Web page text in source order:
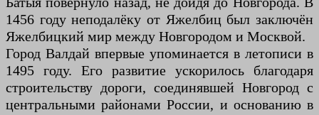
1456 году неподалёку от Яжелбиц был заключён
Яжелбицкий мир между Новгородом и Москвой.
Город Валдай впервые упоминается в летописи в
1495 году. Его развитие ускорилось благодаря
строительству дороги, соединявшей Новгород с
центральными районами России, и основанию в